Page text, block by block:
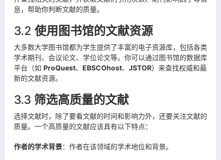
息，帮助你判断文献的质量。
3.2 使用图书馆的文献资源
大多数大学图书馆都为学生提供了丰富的电子资源库，包括各类
学术期刊、会议论文、学位论文等。你可以通过图书馆的数据库
平台（如 ProQuest、 EBSCOhost、 JSTOR）来查找权威和最
新的文献资源。
3.3 筛选高质量的文献
选择文献时，除了要看文献的时间和影响力外，还要关注文献的
质量。一个高质量的文献应该具有以下特点：
作者的学术背景：作者在该领域的学术地位和背景。